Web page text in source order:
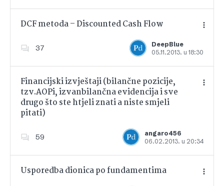
DCF metoda – Discounted Cash Flow
37
DeepBlue
05.11.2013. u 18:30
Dodajte u favorite
Financijski izvještaji (bilančne pozicije,
tzv.AOPi, izvanbilančna evidencija i sve
drugo što ste htjeli znati a niste smjeli
pitati)
59
angaro456
06.02.2013. u 20:34
Usporedba dionica po fundamentima